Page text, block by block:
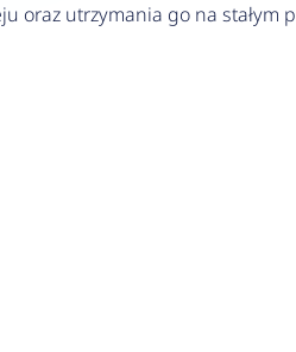
oraz utrzymania go na